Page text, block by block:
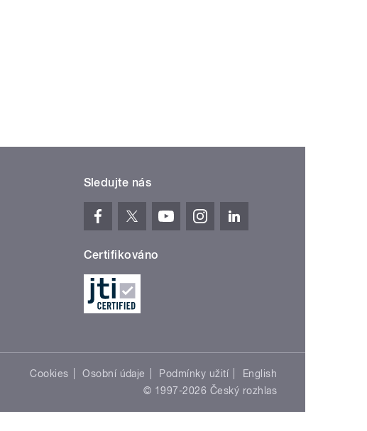
Sledujte nás
Certifikováno
Cookies Osobní údaje Podmínky užití
English
© 1997-2026 Český rozhlas